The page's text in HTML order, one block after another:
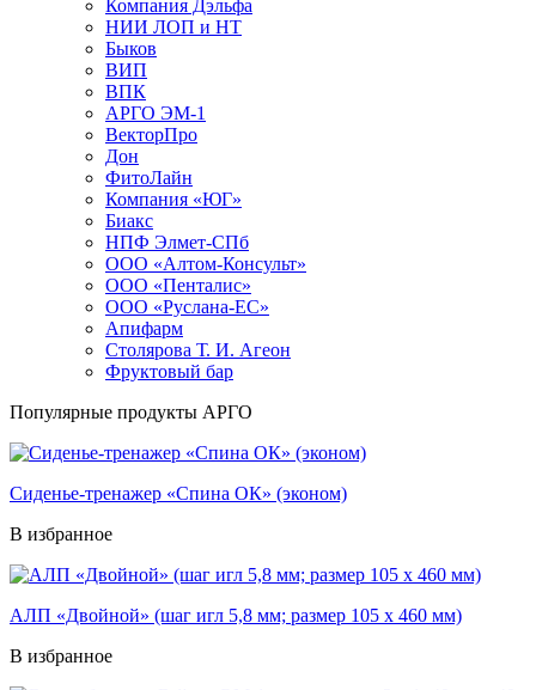
Компания Дэльфа
НИИ ЛОП и НТ
Быков
ВИП
ВПК
АРГО ЭМ-1
ВекторПро
Дон
ФитоЛайн
Компания «ЮГ»
Биакс
НПФ Элмет-СПб
ООО «Алтом-Консульт»
ООО «Пенталис»
ООО «Руслана-ЕС»
Апифарм
Столярова Т. И. Агеон
Фруктовый бар
Популярные продукты АРГО
Cиденье-тренажер «Спина ОК» (эконом)
В избранное
АЛП «Двойной» (шаг игл 5,8 мм; размер 105 х 460 мм)
В избранное